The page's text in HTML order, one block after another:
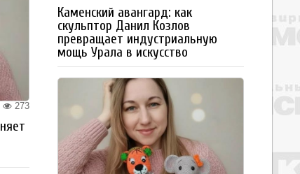
273
Каменский авангард: как
скульптор Данил Козлов
превращает индустриальную
мощь Урала в искусство